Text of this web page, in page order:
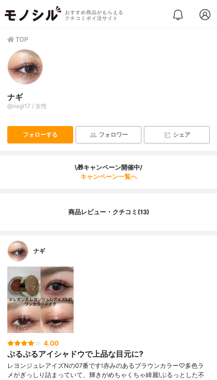
おすすめ商品がもらえる
クチコミポイ活サイト
TOP
ナギ
@nagi17 / 女性
フォローする フォロワー シェア
\🎁キャンペーン開催中/
キャンペーン一覧へ
商品レビュー・クチコミ(13)
ナギ
4.00
ぷるぷるアイシャドウで上品な目元に?
レヨンジュレアイズNの07番です!赤みのあるブラウンカラー♡多色ラ
メがぎっしり詰まっていて、輝きがめちゃくちゃ綺麗!ぷるっとした不